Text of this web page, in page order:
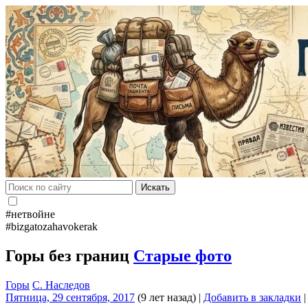
Искать
#нетвойне
#bizgatozahavokerak
Горы без границ Старые фото
Горы С. Наследов
Пятница, 29 сентября, 2017 (9 лет назад) | Добавить в закладки |